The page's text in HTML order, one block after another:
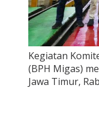
Kegiatan
(BPH Migas)
Jawa Timur,